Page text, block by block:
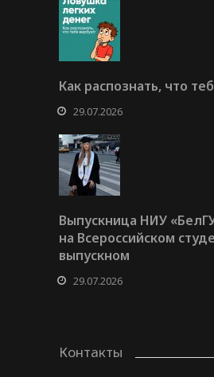
Как распознать, что
29.07.2026
Выпускница НИУ
на Всероссийском
выпускном
29.07.2026
Контакты